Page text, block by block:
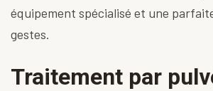
équipement spécialisé et une
gestes.
Traitement par